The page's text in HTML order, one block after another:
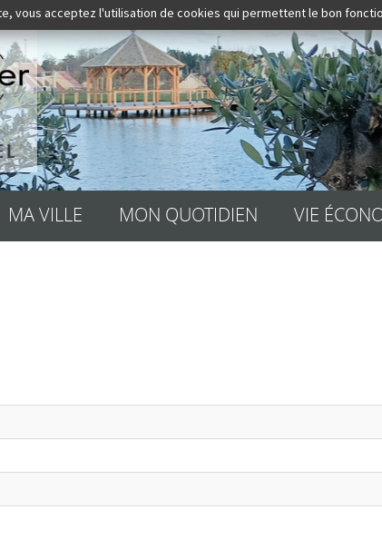
Rechercher
MA VILLE MON QUOTIDIEN VIE
vous acceptez l'utilisation de cookies qui permettent le bon